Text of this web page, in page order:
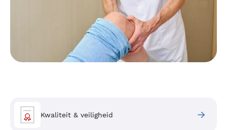
Kwaliteit & veiligheid